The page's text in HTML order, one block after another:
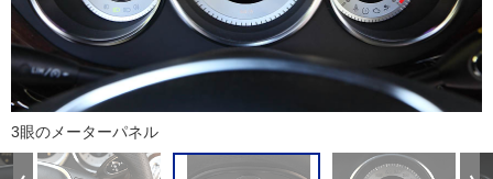
3眼のメーターパネル